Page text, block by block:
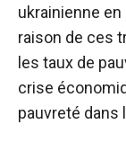
ukrainienne
raison de ces
les taux de
crise
pauvreté dans